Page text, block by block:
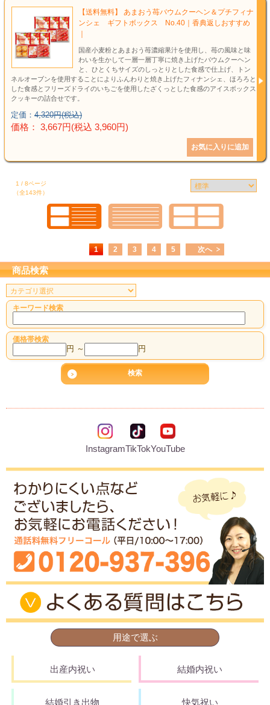
【送料無料】 あまおう苺バウムクーヘン＆プチフィナ
ンシェ ギフトボックス No.40｜香典返しおすすめ
国産小麦粉とあまおう苺濃縮果汁を使用し、苺の風味と味
わいを生かして一層一層丁寧に焼き上げたバウムクーヘン
と、ひとくちサイズのしっとりとした食感で仕上げ、トン
ネルオーブンを使用することによりふんわりと焼き上げたフィナンシェ、ほろろと
した食感とフリーズドライのいちごを使用したざくっとした食感のアイスボックス
クッキーの詰合せです。
定価： 4,320円(税込)
価格： 3,667円(税込 3,960円)
1 / 8ページ
（全143件）
1 2 3 4 5 次へ
商品検索
キーワード検索
価格帯検索
円 ～ 円
InstagramTikTokYouTube
用途で選ぶ
出産内祝い 結婚内祝い
結婚引き出物 快気祝い